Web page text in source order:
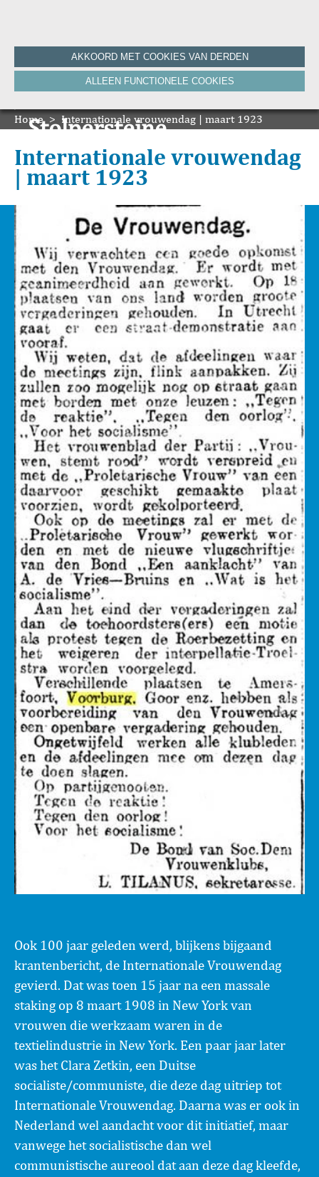
Home
Historie
Bronnen
De Krant van Gisteren 75 jaar
Bibliografie
Nieuws
HVV-WebNieuws
Stolpersteine
Onze boeken
Vereniging
Foto's van de vereniging
ANBI
Contact
Zoeken
AKKOORD MET COOKIES VAN DERDEN
ALLEEN FUNCTIONELE COOKIES
Home > Internationale vrouwendag | maart 1923
Internationale vrouwendag
| maart 1923
Ook 100 jaar geleden werd, blijkens bijgaand
krantenbericht, de Internationale Vrouwendag
gevierd. Dat was toen 15 jaar na een massale
staking op 8 maart 1908 in New York van
vrouwen die werkzaam waren in de
textielindustrie in New York. Een paar jaar later
was het Clara Zetkin, een Duitse
socialiste/communiste, die deze dag uitriep tot
Internationale Vrouwendag. Daarna was er ook in
Nederland wel aandacht voor dit initiatief, maar
vanwege het socialistische dan wel
communistische aureool dat aan deze dag kleefde,